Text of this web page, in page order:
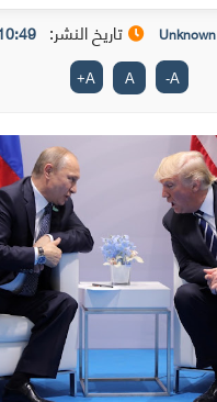
Unknown تاريخ النشر: 10:49
A
-
A
A
+